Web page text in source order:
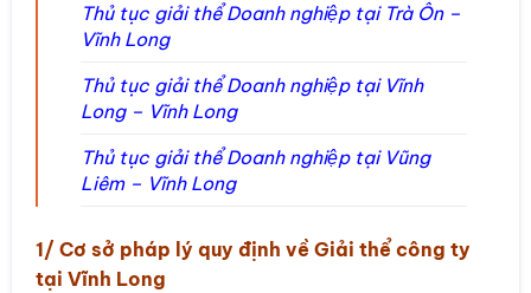
Thủ tục giải thể Doanh nghiệp tại Trà Ôn –
Vĩnh Long
Thủ tục giải thể Doanh nghiệp tại Vĩnh
Long – Vĩnh Long
Thủ tục giải thể Doanh nghiệp tại Vũng
Liêm – Vĩnh Long
1/ Cơ sở pháp lý quy định về Giải thể công ty
tại Vĩnh Long